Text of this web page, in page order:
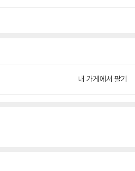
내 가게에서 팔기